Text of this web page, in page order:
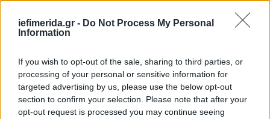
iefimerida.gr - Do Not Process My Personal
Information
If you wish to opt-out of the sale, sharing to third parties, or
processing of your personal or sensitive information for
targeted advertising by us, please use the below opt-out
section to confirm your selection. Please note that after your
opt-out request is processed you may continue seeing